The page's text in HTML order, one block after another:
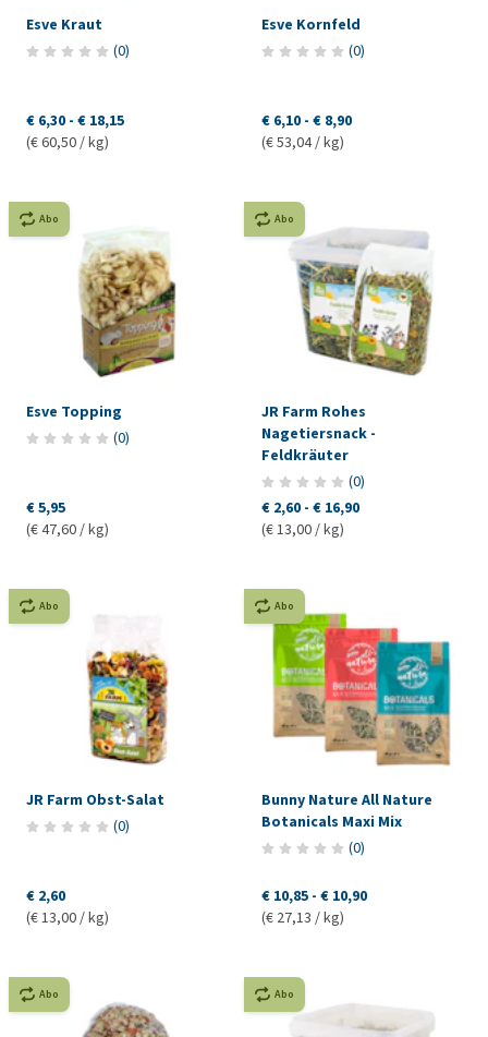
Esve Kraut
(0)
€ 6,30 - € 18,15
(€ 60,50 / kg)
Esve Kornfeld
(0)
€ 6,10 - € 8,90
(€ 53,04 / kg)
Abo
Esve Topping
(0)
€ 5,95
(€ 47,60 / kg)
Abo
JR Farm Rohes
Nagetiersnack -
Feldkräuter
(0)
€ 2,60 - € 16,90
(€ 13,00 / kg)
Abo
JR Farm Obst-Salat
(0)
€ 2,60
(€ 13,00 / kg)
Abo
Bunny Nature All Nature
Botanicals Maxi Mix
(0)
€ 10,85 - € 10,90
(€ 27,13 / kg)
Abo Abo